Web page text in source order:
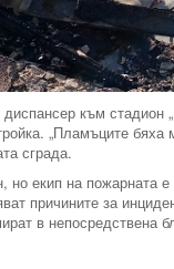
към стадион
„Пламъците бяха
сграда.
но екип на пожарната
причините за
в непосредствена